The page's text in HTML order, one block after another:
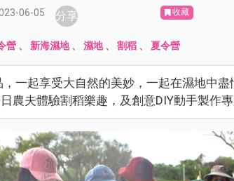
06-05 分享 收藏
營 、 新海濕地、濕地、割稻 、夏令營
一起享受大自然的美妙，一起在濕地中
農夫體驗割稻樂趣，及創意DIY動手製作專